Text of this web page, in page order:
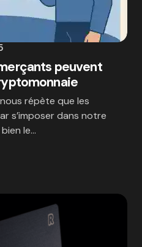
peuvent
répète que les
s’imposer dans notre
le…